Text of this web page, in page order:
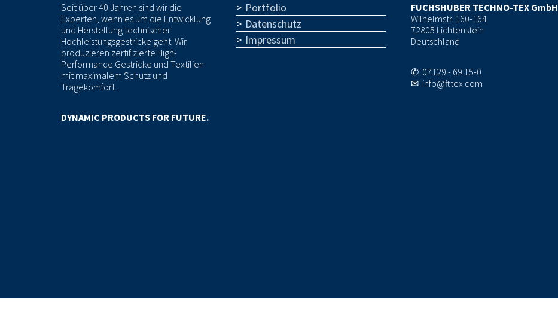
Seit über 40 Jahren sind wir die
Experten, wenn es um die Entwicklung
und Herstellung technischer
Hochleistungsgestricke geht. Wir
produzieren zertifizierte High-
Performance Gestricke und Textilien
mit maximalem Schutz und
Tragekomfort.
DYNAMIC PRODUCTS FOR FUTURE.
Portfolio
Datenschutz
Impressum
FUCHSHUBER TECHNO-TEX GmbH
Wilhelmstr. 160-164
72805 Lichtenstein
Deutschland
✆ 07129 - 69 15-0
✉ info@fttex.com